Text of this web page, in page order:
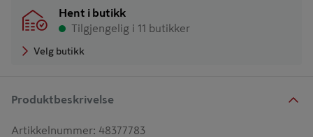
Hent i butikk
Tilgjengelig i 11 butikker
Velg butikk
Produktbeskrivelse
Artikkelnummer: 48377783